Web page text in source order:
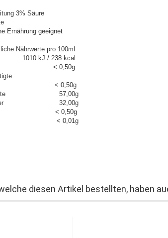
3% Säure
Ernährung geeignet
Nährwerte pro 100ml
1010 kJ / 238 kcal
< 0,50g
< 0,50g
57,00g
32,00g
< 0,50g
< 0,01g
diesen Artikel bestellten, haben